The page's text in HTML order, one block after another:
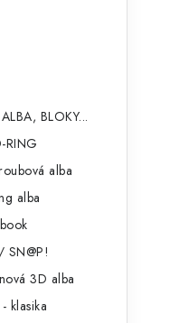
BLOKY...
alba
alba
SN@P!
3D alba
klasika